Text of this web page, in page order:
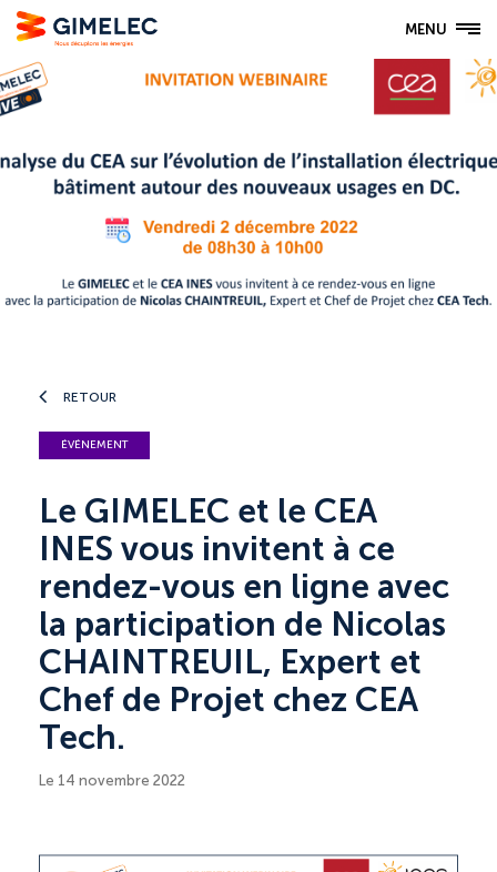
MENU
RETOUR
ÉVÉNEMENT
Le GIMELEC et le CEA
INES vous invitent à ce
rendez-vous en ligne avec
la participation de Nicolas
CHAINTREUIL, Expert et
Chef de Projet chez CEA
Tech.
Le 14 novembre 2022